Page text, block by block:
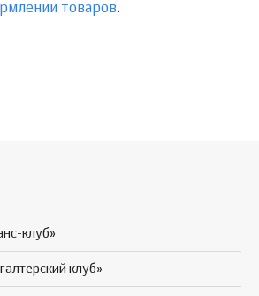
товаров.
клуб»
клуб»